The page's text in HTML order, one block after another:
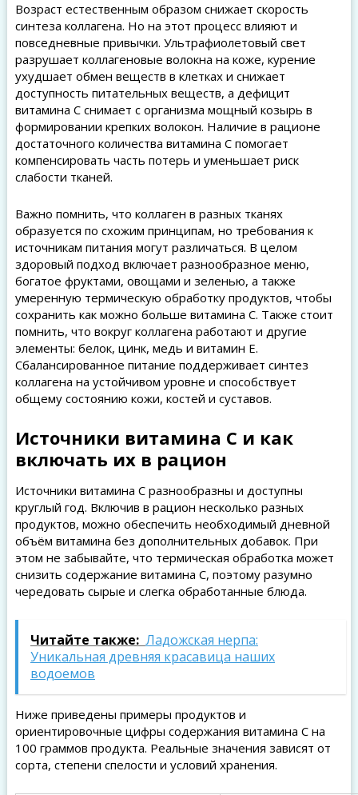
Возраст естественным образом снижает скорость
синтеза коллагена. Но на этот процесс влияют и
повседневные привычки. Ультрафиолетовый свет
разрушает коллагеновые волокна на коже, курение
ухудшает обмен веществ в клетках и снижает
доступность питательных веществ, а дефицит
витамина C снимает с организма мощный козырь в
формировании крепких волокон. Наличие в рационе
достаточного количества витамина C помогает
компенсировать часть потерь и уменьшает риск
слабости тканей.
Важно помнить, что коллаген в разных тканях
образуется по схожим принципам, но требования к
источникам питания могут различаться. В целом
здоровый подход включает разнообразное меню,
богатое фруктами, овощами и зеленью, а также
умеренную термическую обработку продуктов, чтобы
сохранить как можно больше витамина C. Также стоит
помнить, что вокруг коллагена работают и другие
элементы: белок, цинк, медь и витамин E.
Сбалансированное питание поддерживает синтез
коллагена на устойчивом уровне и способствует
общему состоянию кожи, костей и суставов.
Источники витамина C и как
включать их в рацион
Источники витамина C разнообразны и доступны
круглый год. Включив в рацион несколько разных
продуктов, можно обеспечить необходимый дневной
объём витамина без дополнительных добавок. При
этом не забывайте, что термическая обработка может
снизить содержание витамина C, поэтому разумно
чередовать сырые и слегка обработанные блюда.
Читайте также: Ладожская нерпа:
Уникальная древняя красавица наших
водоемов
Ниже приведены примеры продуктов и
ориентировочные цифры содержания витамина C на
100 граммов продукта. Реальные значения зависят от
сорта, степени спелости и условий хранения.